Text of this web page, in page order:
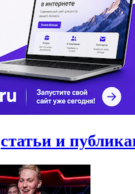
статьи и